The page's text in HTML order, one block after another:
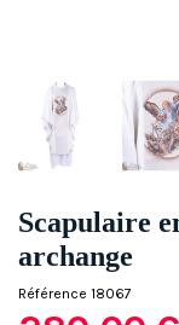
Scapulaire
archange
Référence 18067